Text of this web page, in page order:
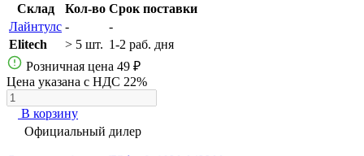
Склад
Кол-во Срок поставки
Лайнтулс -
-
Elitech
> 5 шт. 1-2 раб. дня
Розничная цена 49 ₽
Цена указана с НДС 22%
В корзину
Официальный дилер